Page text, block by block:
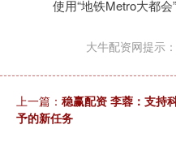
使用“地铁Metro大都会
大牛配资网提示
上一篇： 稳赢配资 李蓉：支持
予的新任务